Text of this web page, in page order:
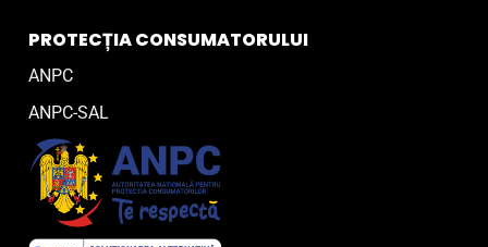
PROTECȚIA CONSUMATORULUI
ANPC
ANPC-SAL